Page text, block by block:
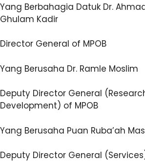
Yang Berbahagia Datuk Dr.
Ghulam Kadir
Director General of MPOB
Yang Berusaha Dr. Ramle Moslim
Deputy Director General
Development) of MPOB
Yang Berusaha Puan Ruba’ah
Deputy Director General